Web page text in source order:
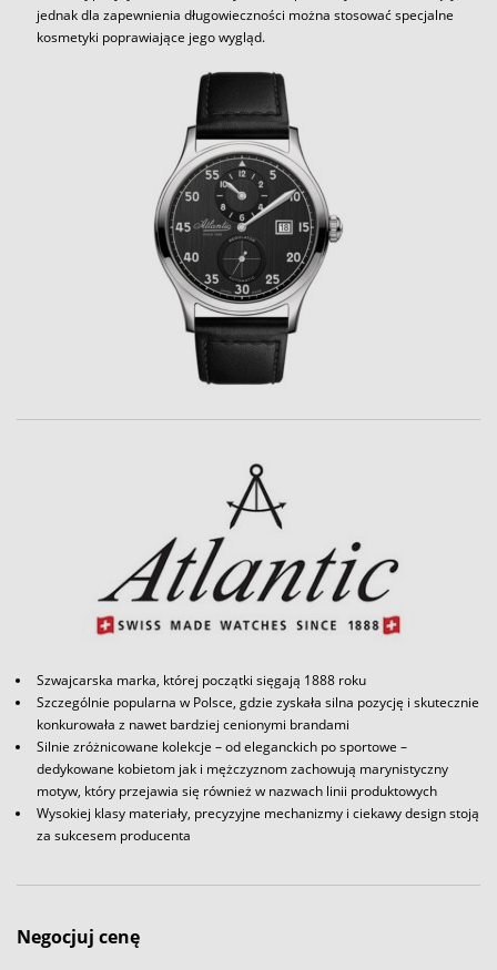
jednak dla zapewnienia długowieczności można stosować specjalne
kosmetyki poprawiające jego wygląd.
Szwajcarska marka, której początki sięgają 1888 roku
Szczególnie popularna w Polsce, gdzie zyskała silna pozycję i skutecznie
konkurowała z nawet bardziej cenionymi brandami
Silnie zróżnicowane kolekcje – od eleganckich po sportowe –
dedykowane kobietom jak i mężczyznom zachowują marynistyczny
motyw, który przejawia się również w nazwach linii produktowych
Wysokiej klasy materiały, precyzyjne mechanizmy i ciekawy design stoją
za sukcesem producenta
Negocjuj cenę